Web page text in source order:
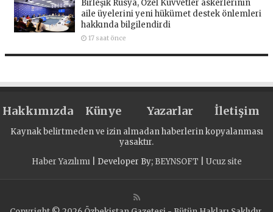
Birleşik Rusya, Özel Kuvvetler askerlerinin
aile üyelerini yeni hükümet destek önlemleri
hakkında bilgilendirdi
17 saat önce
Hakkımızda Künye Yazarlar İletişim
Kaynak belirtmeden ve izin almadan haberlerin kopyalanması
yasaktır.
Haber Yazılımı| Developer By; BEYNSOFT Ucuz site